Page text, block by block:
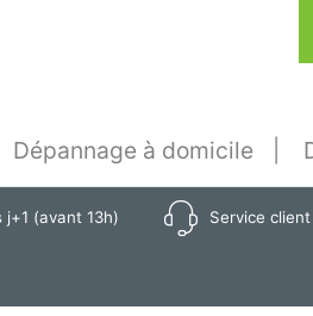
Dépannage à domicile
j+1 (avant 13h) Service